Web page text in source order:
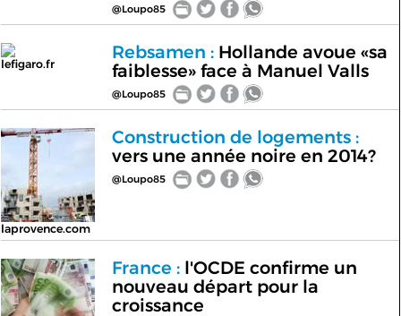
@Loupo85
lefigaro.fr
Rebsamen :Hollande avoue «sa
faiblesse» face à Manuel Valls
@Loupo85
laprovence.com
Construction de logements :
vers une année noire en 2014?
@Loupo85
France :l'OCDE confirme un
nouveau départ pour la
croissance
Les cookies permettent le
inscription/connexion à
L’important.fr et d’établir des
Ok